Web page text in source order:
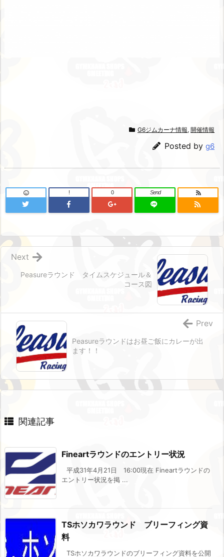
G6ジムカーナ情報, 開催情報
Posted by g6
! 0 Send
Peasureラウンド タイムスケジュール＆
コース図
Next
Peasureラウンドはお昼ご飯にカレーが出
ます！！
Prev
関連記事
Fineartラウンドのエントリー状況
平成31年4月21日 16:00現在 Fineartラウンドの
エントリー状況を掲 ...
TSホソカワラウンド ブリーフィング資
料
TSホソカワラウンドのブリーフィング資料を公開